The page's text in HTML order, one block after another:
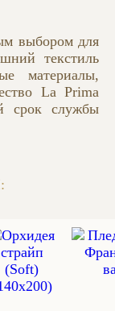
выбором для
текстиль
материалы,
La Prima
срок службы